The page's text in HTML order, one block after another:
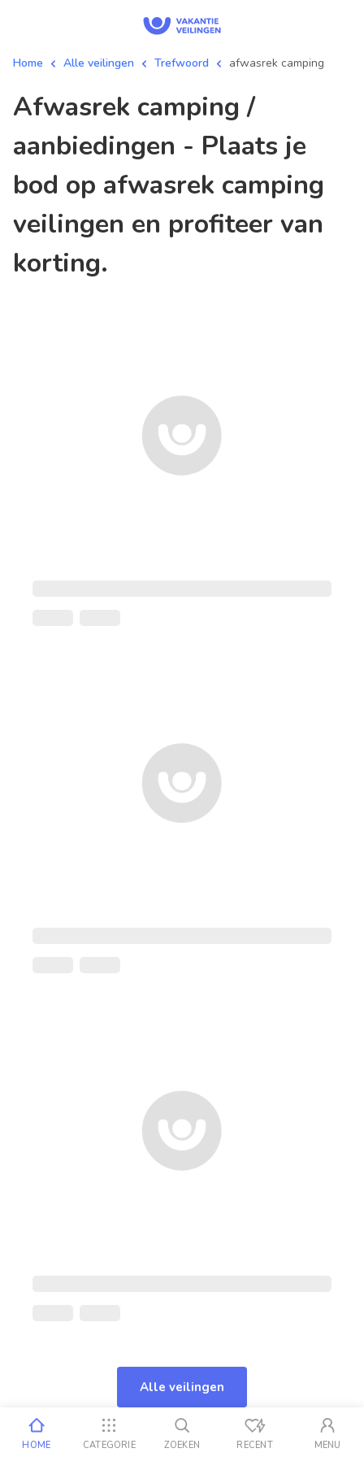
Home Alle veilingen Trefwoord afwasrek camping
afwasrek camping /
aanbiedingen - Plaats je
bod op afwasrek camping
veilingen en profiteer van
korting.
Alle veilingen
HOME CATEGORIE ZOEKEN RECENT MENU